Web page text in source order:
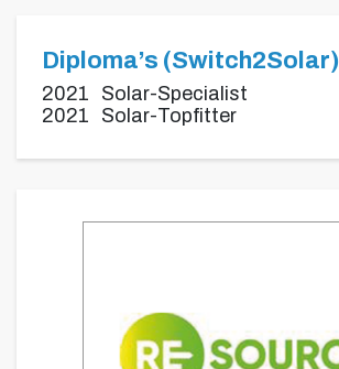
Diploma’s (Switch2Solar)
2021
Solar-Specialist
2021
Solar-Topfitter